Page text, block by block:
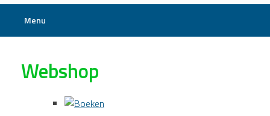
Menu
Webshop